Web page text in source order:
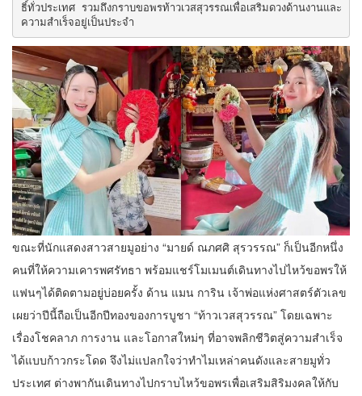
ธิ์ทั่วประเทศ รวมถึงกราบขอพรท้าวเวสสุวรรณเพื่อเสริมดวงด้านงานและ
ความสำเร็จอยู่เป็นประจำ
ขณะที่นักแสดงสาวสายมูอย่าง “มายด์ ณภศศิ สุรวรรณ” ก็เป็นอีกหนึ่ง
คนที่ให้ความเคารพศรัทธา พร้อมแชร์โมเมนต์เดินทางไปไหว้ขอพรให้
แฟนๆได้ติดตามอยู่บ่อยครั้ง ด้าน แมน การิน เจ้าพ่อแห่งศาสตร์ตัวเลข
เผยว่าปีนี้ถือเป็นอีกปีทองของการบูชา “ท้าวเวสสุวรรณ” โดยเฉพาะ
เรื่องโชคลาภ การงาน และโอกาสใหม่ๆ ที่อาจพลิกชีวิตสู่ความสำเร็จ
ได้แบบก้าวกระโดด จึงไม่แปลกใจว่าทำไมเหล่าคนดังและสายมูทั่ว
ประเทศ ต่างพากันเดินทางไปกราบไหว้ขอพรเพื่อเสริมสิริมงคลให้กับ